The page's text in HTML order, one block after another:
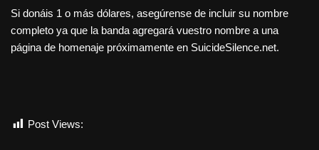
Si donáis 1 o más dólares, asegúrense de incluir su nombre
completo ya que la banda agregará vuestro nombre a una
página de homenaje próximamente en SuicideSilence.net.
Post Views: